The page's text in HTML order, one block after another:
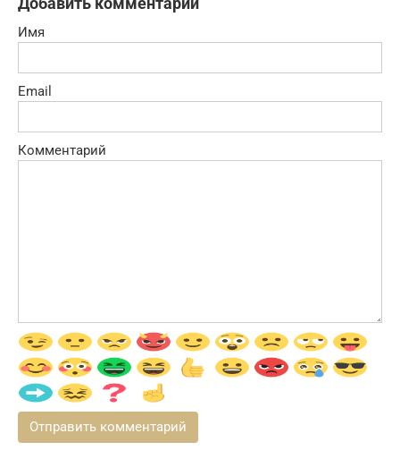
Имя
Email
Комментарий